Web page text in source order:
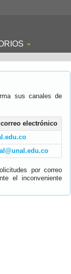
sus canales de
electrónico
por correo
el inconveniente